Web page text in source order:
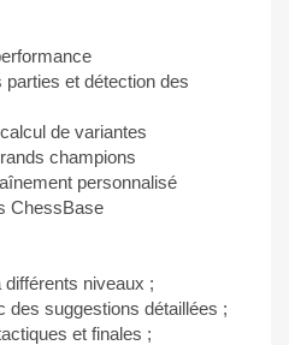
et détection des
de variantes
champions
personnalisé
ChessBase
différents niveaux ;
des suggestions détaillées ;
et finales ;